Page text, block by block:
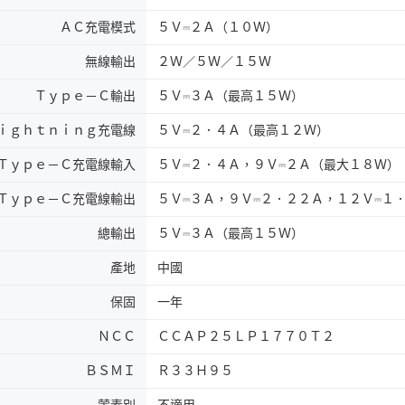
ＡＣ充電模式 ５Ｖ⎓２Ａ（１０Ｗ）
無線輸出 ２Ｗ／５Ｗ／１５Ｗ
Ｔｙｐｅ－Ｃ輸出 ５Ｖ⎓３Ａ（最高１５Ｗ）
ｇｈｔｎｉｎｇ充電線 ５Ｖ⎓２．４Ａ（最高１２Ｗ）
ｙｐｅ－Ｃ充電線輸入 ５Ｖ⎓２．４Ａ，９Ｖ⎓２Ａ（最大１８Ｗ）
ｙｐｅ－Ｃ充電線輸出 ５Ｖ⎓３Ａ，９Ｖ⎓２．２２Ａ，１２Ｖ⎓１
總輸出 ５Ｖ⎓３Ａ（最高１５Ｗ）
產地 中國
保固 一年
ＮＣＣ ＣＣＡＰ２５ＬＰ１７７０Ｔ２
ＢＳＭＩ Ｒ３３Ｈ９５